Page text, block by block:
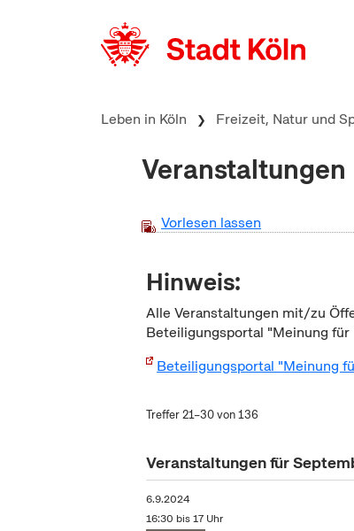
Leben in Köln Freizeit, Natur und
Veranstaltungen
Vorlesen lassen
Hinweis:
Alle Veranstaltungen mit/zu
Beteiligungsportal "Meinung für
Beteiligungsportal "Meinung
Treffer 21–30 von 136
Veranstaltungen für
6.9.2024
16:30 bis 17 Uhr